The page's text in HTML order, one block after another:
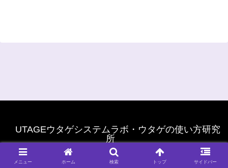
UTAGEウタゲシステムラボ・ウタゲの使い方研究
所
© 2022 UTAGEウタゲシステムラボ・ウタゲの使い方研究所.
メニュー ホーム 検索 トップ サイドバー